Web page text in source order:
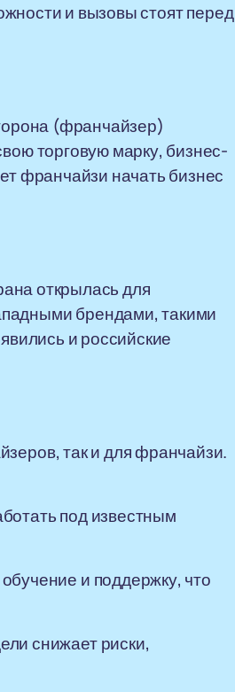
и вызовы стоят перед
(франчайзер)
торговую марку, бизнес-
франчайзи начать бизнес
открылась для
брендами, такими
и российские
так и для франчайзи.
под известным
и поддержку, что
снижает риски,